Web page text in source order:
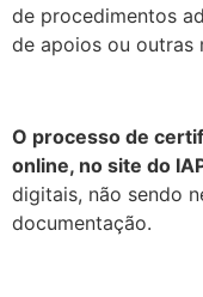
de procedimentos
de apoios ou outras
O processo de
online, no site do
digitais, não sendo
documentação.